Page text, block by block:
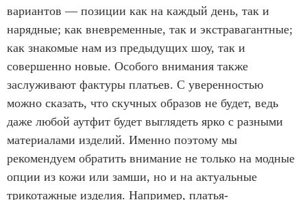
вариантов — позиции как на каждый день, так и
нарядные; как вневременные, так и экстравагантные;
как знакомые нам из предыдущих шоу, так и
совершенно новые. Особого внимания также
заслуживают фактуры платьев. С уверенностью
можно сказать, что скучных образов не будет, ведь
даже любой аутфит будет выглядеть ярко с разными
материалами изделий. Именно поэтому мы
рекомендуем обратить внимание не только на модные
опции из кожи или замши, но и на актуальные
трикотажные изделия. Например, платья-